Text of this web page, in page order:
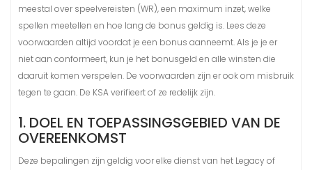
meestal over speelvereisten (WR), een maximum inzet, welke
spellen meetellen en hoe lang de bonus geldig is. Lees deze
voorwaarden altijd voordat je een bonus aanneemt. Als je je er
niet aan conformeert, kun je het bonusgeld en alle winsten die
daaruit komen verspelen. De voorwaarden zijn er ook om misbruik
tegen te gaan. De KSA verifieert of ze redelijk zijn.
1. DOEL EN TOEPASSINGSGEBIED VAN DE
OVEREENKOMST
Deze bepalingen zijn geldig voor elke dienst van het Legacy of